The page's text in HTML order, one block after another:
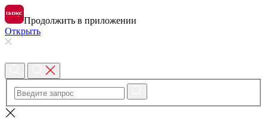
Продолжить в приложении
Открыть